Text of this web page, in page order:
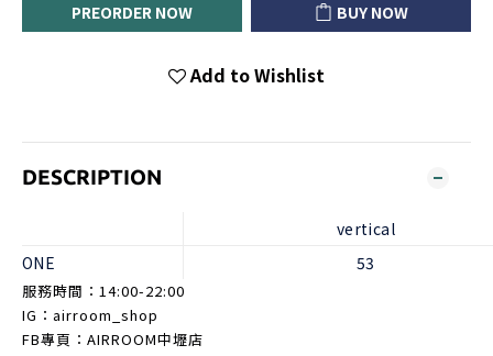
PREORDER NOW BUY NOW
Add to Wishlist
DESCRIPTION
vertical
ONE
53
服務時間：14:00-22:00
IG：airroom_shop
FB專頁：AIRROOM中壢店